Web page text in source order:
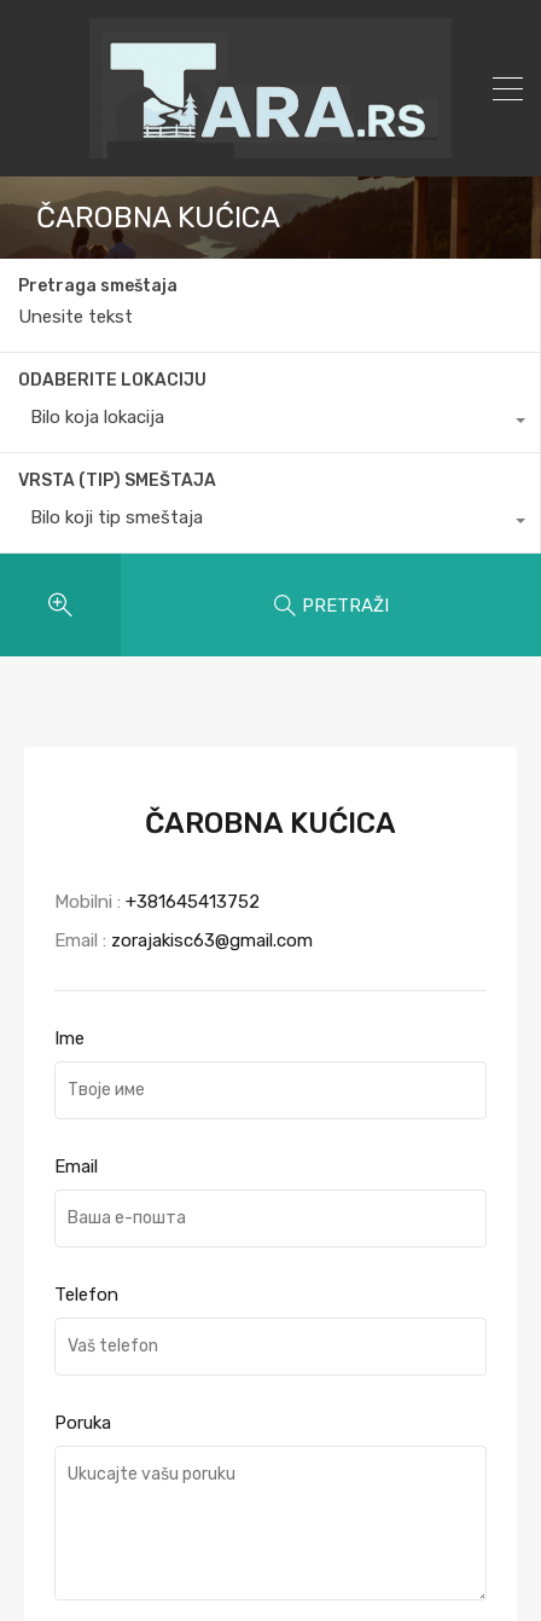
ČAROBNA KUĆICA
Pretraga smeštaja
ODABERITE LOKACIJU
Bilo koja lokacija
VRSTA (TIP) SMEŠTAJA
Bilo koji tip smeštaja
PRETRAŽI
ČAROBNA KUĆICA
Mobilni : +381645413752
Email : zorajakisc63@gmail.com
Ime
Email
Telefon
Poruka